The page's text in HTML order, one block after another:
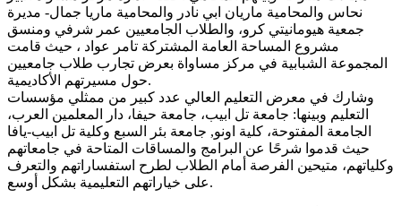
نحاس والمحامية ماريان ابي نادر والمحامية ماريا جمال- مديرة
جمعية هيومانيتي كرو، والطلاب الجامعيين عمر شرفي ومنسق
مشروع المساحة العامة المشتركة تامر عواد ، حيث قامت
المجموعة الشبابية في مركز مساواة بعرض تجارب طلاب جامعيين
حول مسيرتهم الأكاديمية.
وشارك في معرض التعليم العالي عدد كبير من ممثلي مؤسسات
التعليم وبينها: جامعة تل ابيب، جامعة حيفا، دار المعلمين العرب،
الجامعة المفتوحة، كلية اونو, جامعة بئر السبع وكلية تل ابيب-يافا
حيث قدموا شرحًا عن البرامج والمساقات المتاحة في جامعاتهم
وكلياتهم، متيحين الفرصة أمام الطلاب لطرح استفساراتهم والتعرف
على خياراتهم التعليمية بشكل أوسع.